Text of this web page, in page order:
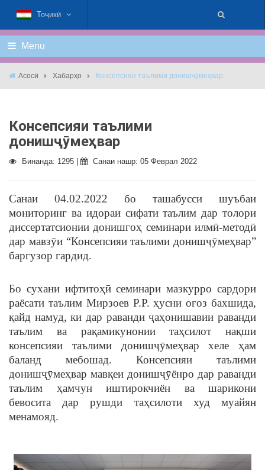
Тоҷикӣ
Menu
Асосӣ Хабарҳо Консепсияи таълими донишҷӯмеҳвар
Консепсияи таълими
донишҷӯмеҳвар
Бинанда: 1295 | Санаи нашр: 05 Феврал 2022
Санаи 04.02.2022 бо ташабусси шуъбаи
мониторинг ва идораи сифати таълим дар толори
диссертатсионии донишгоҳ семинари илмӣ-методӣ
дар мавзӯи “Консепсияи таълими донишҷӯмеҳвар”
баргузор гардид.
Бо сухани ифтитоҳӣ семинари мазкурро сардори
раёсати таълим Мирзоев Р.Р. ҳусни оғоз бахшида,
қайд намуд, ки дар раванди ҷаҳонишавии раванди
таълим ва рақамикунонии таҳсилот нақши
консепсияи таълими донишҷӯмеҳвар хеле ҳам
баланд мебошад. Консепсияи таълими
донишҷӯмеҳвар мавқеи донишҷӯёнро дар раванди
таълим ҳамчун иштирокчиён ва шарикони
бевосита дар рушди таҳсилоти худ муайян
менамояд.